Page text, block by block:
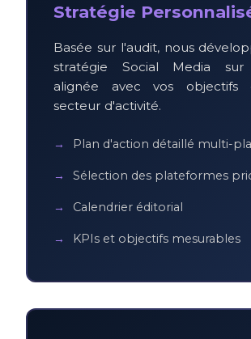
Stratégie
Basée sur l'audit, nous
stratégie Social Media sur
alignée avec vos objectifs
secteur d'activité.
Plan d'action détaillé multi-
Sélection des plateformes
Calendrier éditorial
KPIs et objectifs mesurables